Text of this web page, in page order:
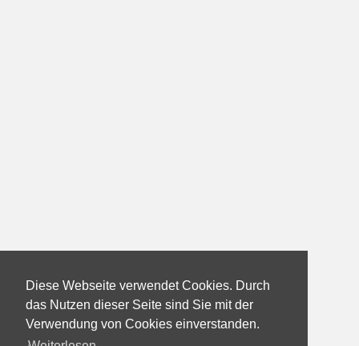
Diese Webseite verwendet Cookies. Durch
das Nutzen dieser Seite sind Sie mit der
Verwendung von Cookies einverstanden.